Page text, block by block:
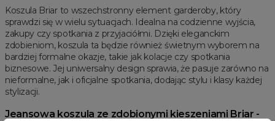
Koszula Briar to wszechstronny element garderoby, który
sprawdzi się w wielu sytuacjach. Idealna na codzienne wyjścia,
zakupy czy spotkania z przyjaciółmi. Dzięki eleganckim
zdobieniom, koszula ta będzie również świetnym wyborem na
bardziej formalne okazje, takie jak kolacje czy spotkania
biznesowe. Jej uniwersalny design sprawia, że pasuje zarówno na
nieformalne, jak i oficjalne spotkania, dodając stylu i klasy każdej
stylizacji.
Jeansowa koszula ze zdobionymi kieszeniami Briar -